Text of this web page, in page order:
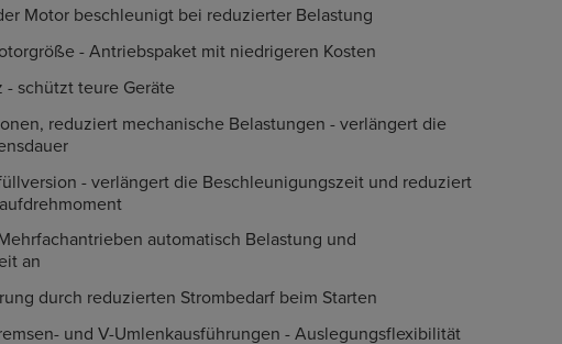
Motor beschleunigt bei reduzierter Belastung
- Antriebspaket mit niedrigeren Kosten
- schützt teure Geräte
reduziert mechanische Belastungen - verlängert die
- verlängert die Beschleunigungszeit und reduziert
automatisch Belastung und
an
durch reduzierten Strombedarf beim Starten
und V-Umlenkausführungen - Auslegungsflexibilität